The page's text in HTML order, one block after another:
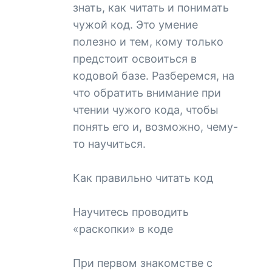
знать, как читать и понимать
чужой код. Это умение
полезно и тем, кому только
предстоит освоиться в
кодовой базе. Разберемся, на
что обратить внимание при
чтении чужого кода, чтобы
понять его и, возможно, чему-
то научиться.
Как правильно читать код
Научитесь проводить
«раскопки» в коде
При первом знакомстве с